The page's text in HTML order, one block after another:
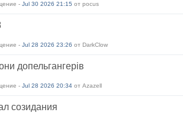
- Jul 30 2026 21:15 от pocus
- Jul 28 2026 23:26 от DarkClow
допельгангерів
- Jul 28 2026 20:34 от Azazell
созидания